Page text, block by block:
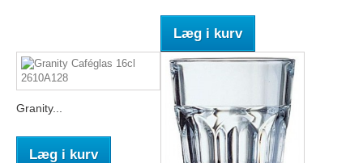
Læg i kurv
Granity...
Læg i kurv